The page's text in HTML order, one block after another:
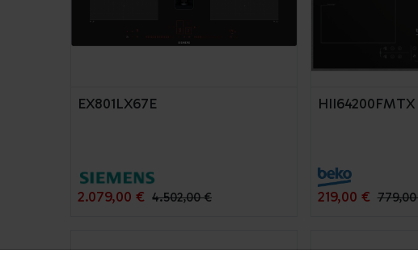
EX801LX67E
2.079,00 € 4.502,00€
HII64200FMTX
219,00 € 779,00